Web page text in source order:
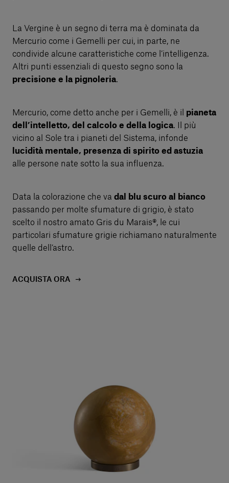
La Vergine è un segno di terra ma è dominata da
Mercurio come i Gemelli per cui, in parte, ne
condivide alcune caratteristiche come l’intelligenza.
Altri punti essenziali di questo segno sono la
precisione e la pignoleria.
Mercurio, come detto anche per i Gemelli, è il pianeta
dell’intelletto, del calcolo e della logica. Il più
vicino al Sole tra i pianeti del Sistema, infonde
lucidità mentale, presenza di spirito ed astuzia
alle persone nate sotto la sua influenza.
Data la colorazione che va dal blu scuro al bianco
passando per molte sfumature di grigio, è stato
scelto il nostro amato Gris du Marais®, le cui
particolari sfumature grigie richiamano naturalmente
quelle dell’astro.
ACQUISTA ORA